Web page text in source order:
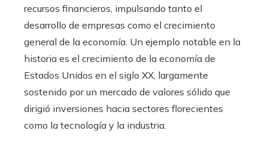
recursos financieros, impulsando tanto el
desarrollo de empresas como el crecimiento
general de la economía. Un ejemplo notable en la
historia es el crecimiento de la economía de
Estados Unidos en el siglo XX, largamente
sostenido por un mercado de valores sólido que
dirigió inversiones hacia sectores florecientes
como la tecnología y la industria.